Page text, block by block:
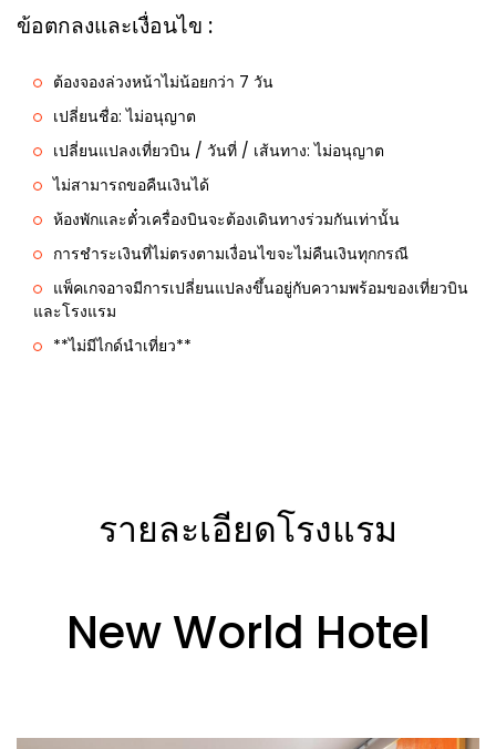
ข้อตกลงและเงื่อนไข :
ต้องจองล่วงหน้าไม่น้อยกว่า 7 วัน
เปลี่ยนชื่อ: ไม่อนุญาต
เปลี่ยนแปลงเที่ยวบิน / วันที่ / เส้นทาง: ไม่อนุญาต
ไม่สามารถขอคืนเงินได้
ห้องพักและตั๋วเครื่องบินจะต้องเดินทางร่วมกันเท่านั้น
การชำระเงินที่ไม่ตรงตามเงื่อนไขจะไม่คืนเงินทุกกรณี
แพ็คเกจอาจมีการเปลี่ยนแปลงขึ้นอยู่กับความพร้อมของเที่ยวบิน
และโรงแรม
**ไม่มีไกด์นำเที่ยว**
รายละเอียดโรงแรม
New World Hotel